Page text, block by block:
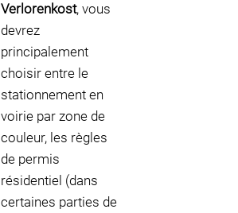
Verlorenkost, vous
devrez
principalement
choisir entre le
stationnement en
voirie par zone de
couleur, les règles
de permis
résidentiel (dans
certaines parties de